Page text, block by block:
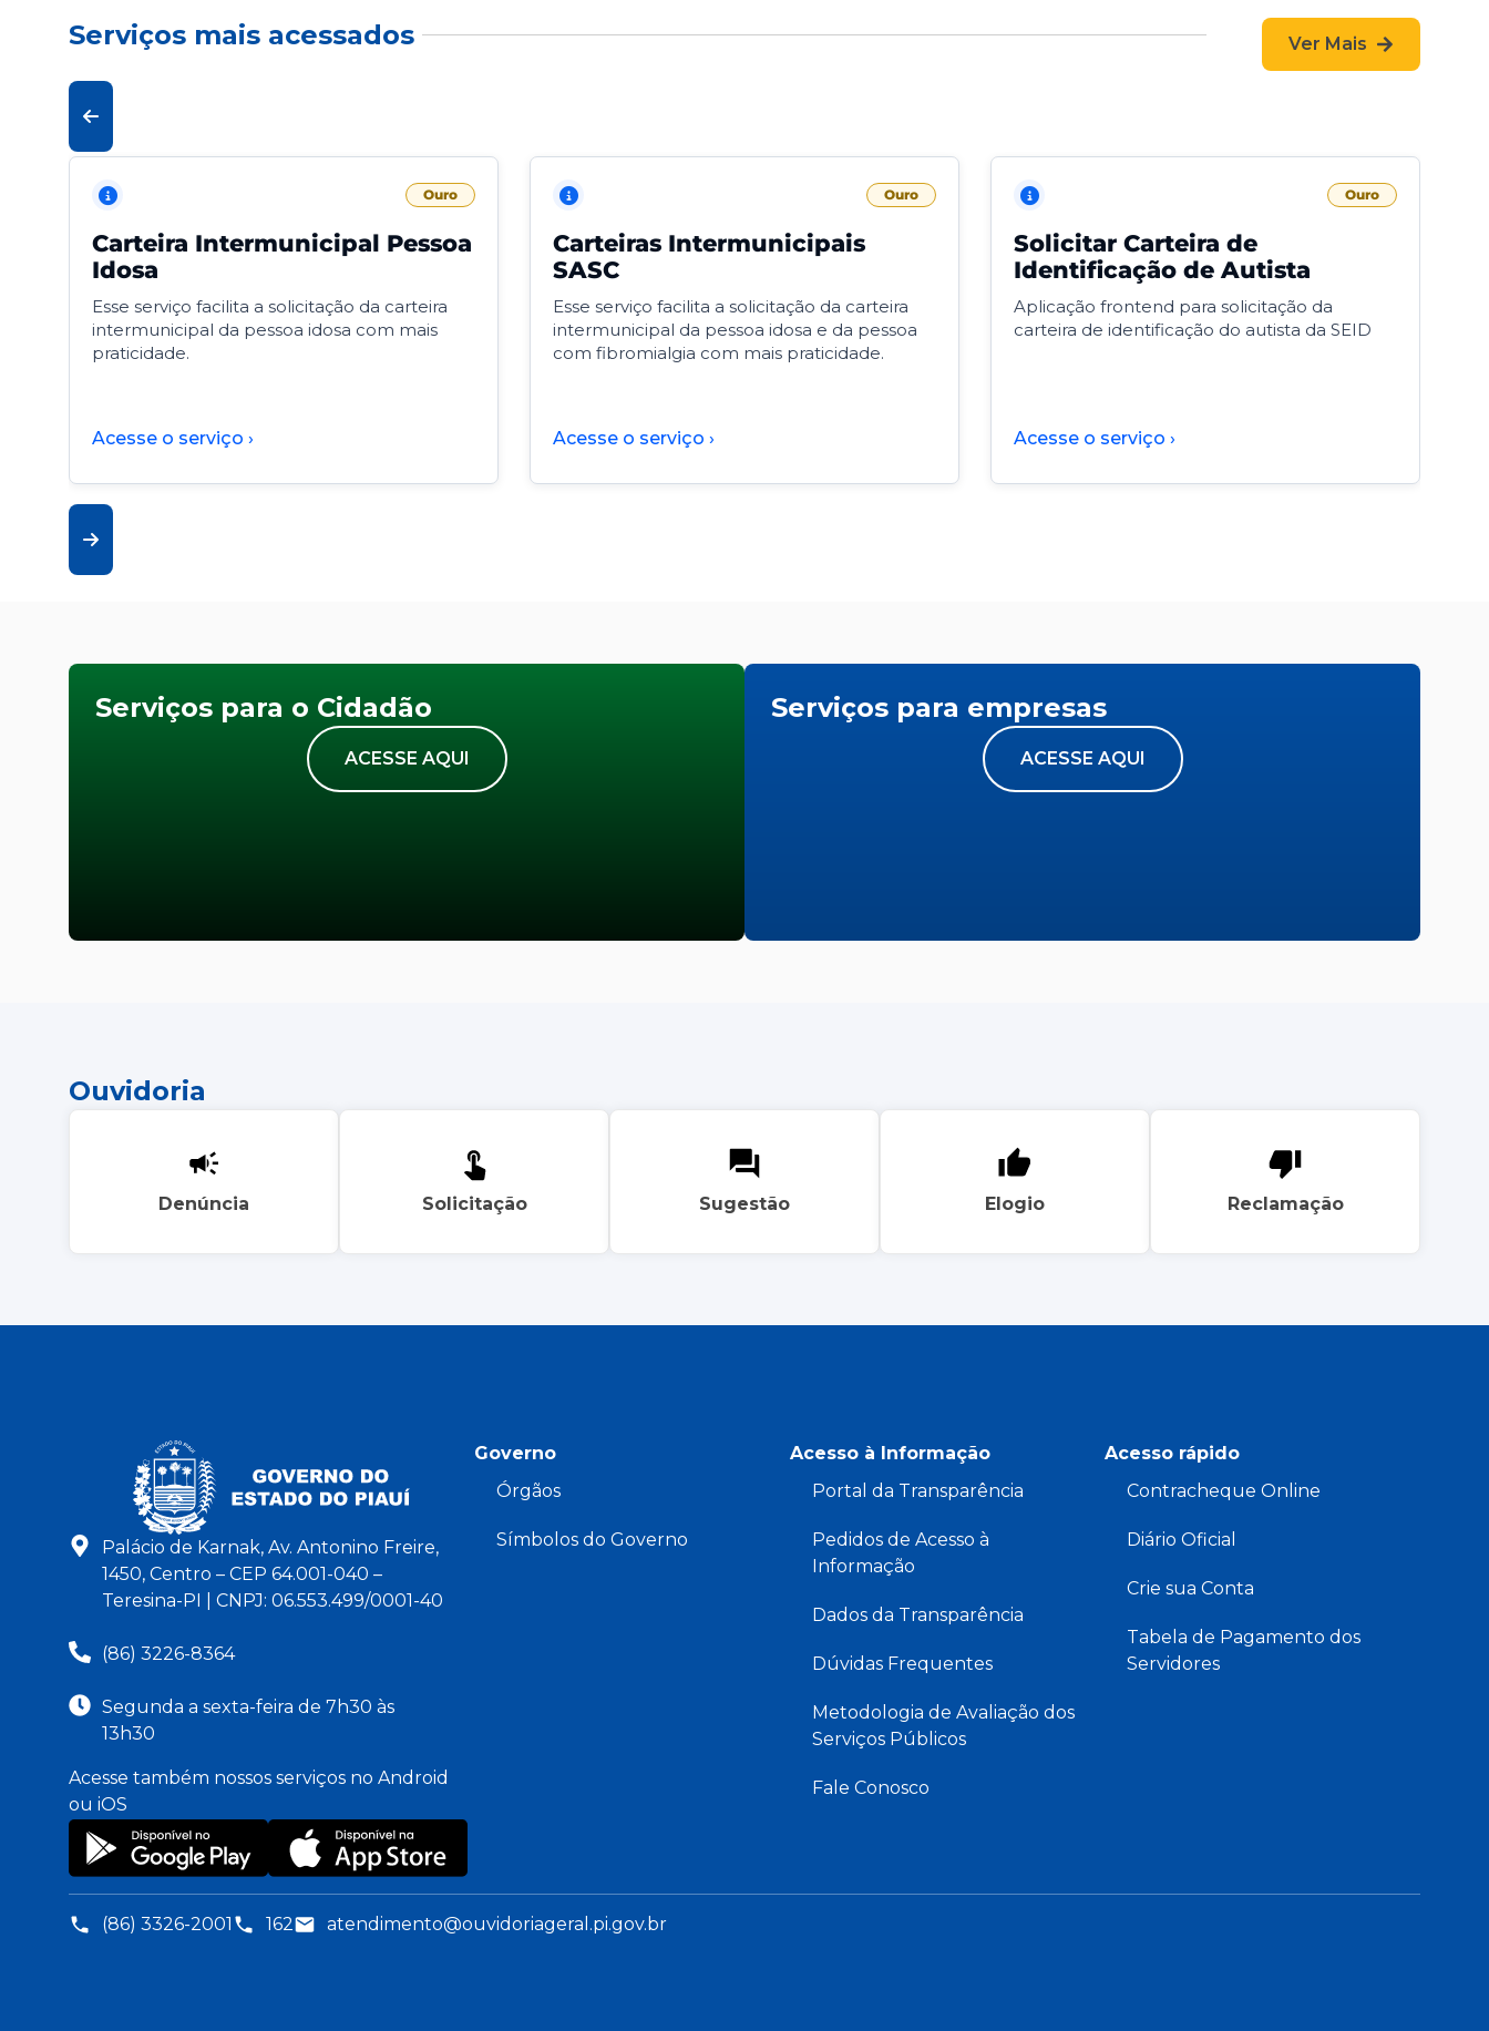
Serviços mais acessados Ver Mais
Ouro
Carteira Intermunicipal Pessoa
Idosa
Esse serviço facilita a solicitação da carteira
intermunicipal da pessoa idosa com mais
praticidade.
Acesse o serviço ›
Ouro
Carteiras Intermunicipais
SASC
Esse serviço facilita a solicitação da carteira
intermunicipal da pessoa idosa e da pessoa
com fibromialgia com mais praticidade.
Acesse o serviço ›
Ouro
Solicitar Carteira de
Identificação de Autista
Aplicação frontend para solicitação da
carteira de identificação do autista da SEID
Acesse o serviço ›
Serviços para o Cidadão
ACESSE AQUI
Serviços para empresas
ACESSE AQUI
Ouvidoria
Denúncia Solicitação Sugestão Elogio Reclamação
Palácio de Karnak, Av. Antonino Freire,
1450, Centro – CEP 64.001-040 –
Teresina-PI | CNPJ: 06.553.499/0001-40
(86) 3226-8364
Segunda a sexta-feira de 7h30 às
13h30
Acesse também nossos serviços no Android
ou iOS
Governo
Órgãos
Símbolos do Governo
Acesso à Informação
Portal da Transparência
Pedidos de Acesso à
Informação
Dados da Transparência
Dúvidas Frequentes
Metodologia de Avaliação dos
Serviços Públicos
Fale Conosco
Acesso rápido
Contracheque Online
Diário Oficial
Crie sua Conta
Tabela de Pagamento dos
Servidores
(86) 3326-2001 162 atendimento@ouvidoriageral.pi.gov.br